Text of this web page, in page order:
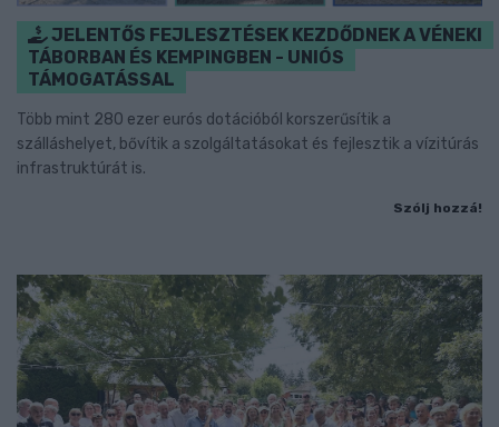
JELENTŐS FEJLESZTÉSEK KEZDŐDNEK A VÉNEKI
TÁBORBAN ÉS KEMPINGBEN - UNIÓS
TÁMOGATÁSSAL
Több mint 280 ezer eurós dotációból korszerűsítik a
szálláshelyet, bővítik a szolgáltatásokat és fejlesztik a vízitúrás
infrastruktúrát is.
Szólj hozzá!